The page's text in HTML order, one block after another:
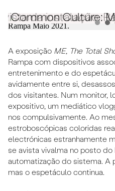
da instalação,
Common Culture:
A exposição ME, The Total
Rampa com dispositivos
entretenimento e do
avidamente entre si,
dos visitantes. Num monitor,
expositivo, um mediático
nos compulsivamente. Ao
estroboscópicas coloridas
electrónicas estranhamente
se avista vivalma no posto
automatização do sistema. A
mas o espetáculo continua.